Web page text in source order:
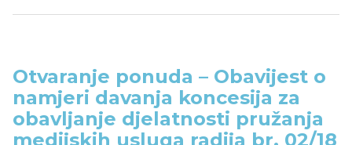
Otvaranje ponuda – Obavijest o
namjeri davanja koncesija za
obavljanje djelatnosti pružanja
medijskih usluga radija br. 02/18